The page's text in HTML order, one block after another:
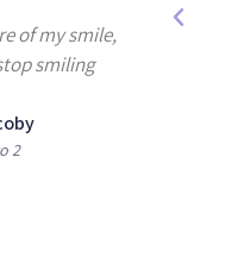
of my smile,
smiling :)
2 months ago